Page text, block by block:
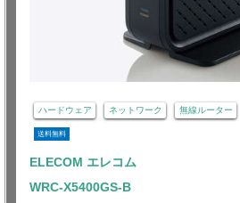
ハードウェア ネットワーク 無線ルーター
送料無料
ELECOM エレコム
WRC-X5400GS-B